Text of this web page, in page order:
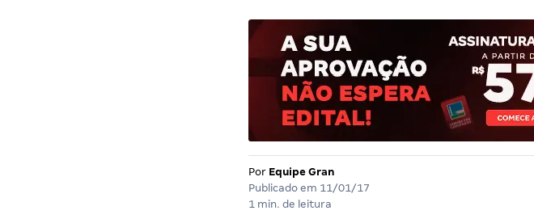
Por Equipe Gran
Publicado em 11/01/17
1 min. de leitura